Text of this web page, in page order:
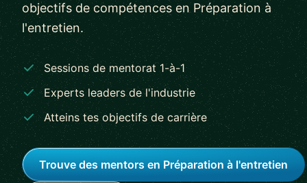
objectifs de compétences en Préparation à
l'entretien.
Sessions de mentorat 1-à-1
Experts leaders de l'industrie
Atteins tes objectifs de carrière
Trouve des mentors en Préparation à l'entretien